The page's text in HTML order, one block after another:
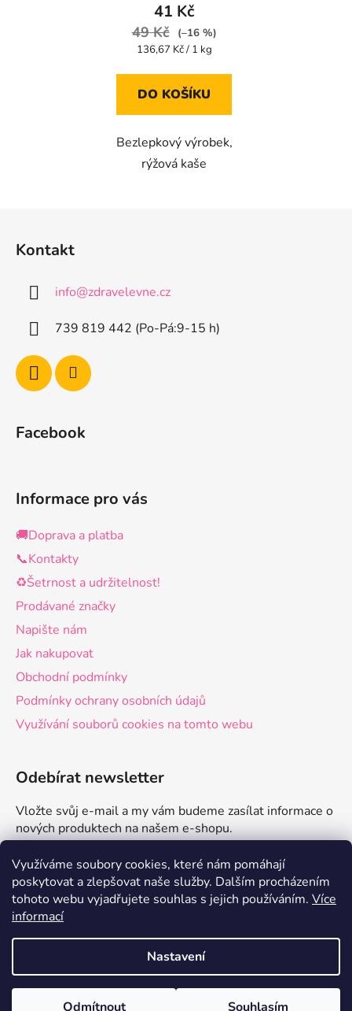
Využíváme soubory cookies, které nám pomáhají
poskytovat a zlepšovat naše služby. Dalším procházením
tohoto webu vyjadřujete souhlas s jejich používáním. Více
informací
Nastavení
Odmítnout Souhlasím
41 Kč
49 Kč
(–16 %)
Měrná
136,67 Kč / 1 kg
DO KOŠÍKU
Bezlepkový výrobek,
rýžová kaše
Kontakt
info@zdravelevne.cz
739 819 442 (Po-Pá:9-15 h)
Facebook
Informace pro vás
🚚Doprava a platba
📞Kontakty
♻️Šetrnost a udržitelnost!
Prodávané značky
Napište nám
Jak nakupovat
Obchodní podmínky
Podmínky ochrany osobních údajů
Využívání souborů cookies na tomto webu
Odebírat newsletter
Vložte svůj e-mail a my vám budeme zasílat informace o
nových produktech na našem e-shopu.
E-mail
PŘIHLÁSIT SE
Vytvořil Shoptet